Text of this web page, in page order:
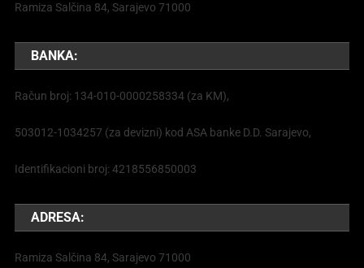
Ramiza Salčina 84, Sarajevo 71000
BANKA:
Račun broj: 134-010-0000258334 (za KM),
503012-1034257 (za devizni) kod ASA banke D.D. Sarajevo,
Identifikacioni broj: 4218556850003
ADRESA:
Ramiza Salčina 84, Sarajevo 71000